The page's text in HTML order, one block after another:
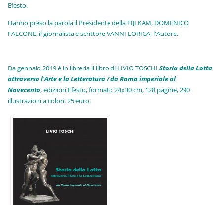
Efesto.
Hanno preso la parola il Presidente della FIJLKAM, DOMENICO
FALCONE, il giornalista e scrittore VANNI LORIGA, l'Autore.
Da gennaio 2019 è in libreria il libro di LIVIO TOSCHIStoria della Lotta
attraverso l'Arte e la Letteratura / da Roma imperiale al
Novecento, edizioni Efesto, formato 24x30 cm, 128 pagine, 290
illustrazioni a colori, 25 euro.